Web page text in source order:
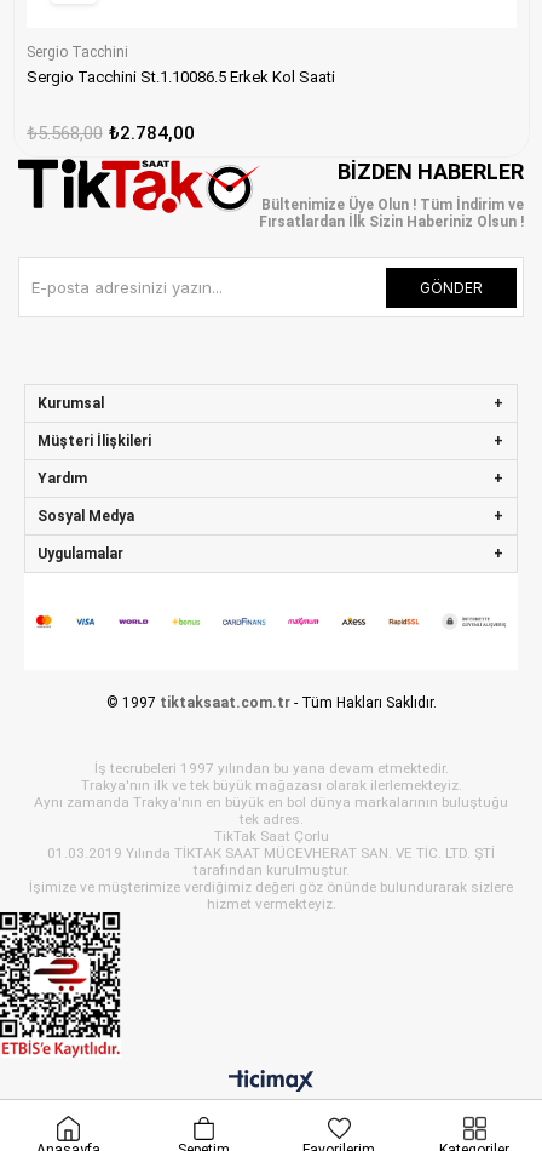
Sergio Tacchini
Sergio Tacchini St.1.10086.5 Erkek Kol Saati
₺2.784,00
₺5.568,00
BIZDEN HABERLER
Bültenimize Üye Olun ! Tüm İndirim ve
Fırsatlardan İlk Sizin Haberiniz Olsun !
GÖNDER
Kurumsal
Müşteri İlişkileri
Yardım
Sosyal Medya
Uygulamalar
© 1997 tiktaksaat.com.tr - Tüm Hakları Saklıdır.
İş tecrubeleri 1997 yılından bu yana devam etmektedir.
Trakya'nın ilk ve tek büyük mağazası olarak ilerlemekteyiz.
Aynı zamanda Trakya'nın en büyük en bol dünya markalarının buluştuğu
tek adres.
TikTak Saat Çorlu
01.03.2019 Yılında TİKTAK SAAT MÜCEVHERAT SAN. VE TİC. LTD. ŞTİ
tarafından kurulmuştur.
İşimize ve müşterimize verdiğimiz değeri göz önünde bulundurarak sizlere
hizmet vermekteyiz.